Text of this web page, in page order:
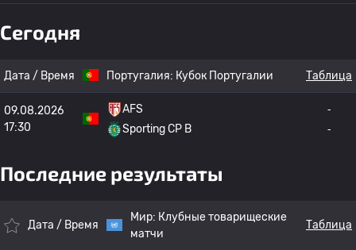
Сегодня
Дата / Время Португалия: Кубок Португалии Таблица
09.08.2026
17:30
AFS
Sporting CP B
-
-
Последние результаты
Дата / Время
Мир: Клубные товарищеские
матчи
Таблица